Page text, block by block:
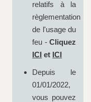
relatifs à la
règlementation
de l'usage du
feu -Cliquez
ICI et ICI
Depuis le
01/01/2022,
vous pouvez